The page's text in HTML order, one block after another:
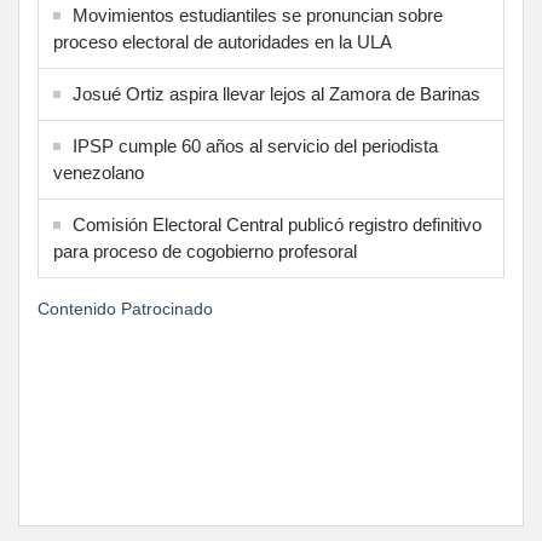
Movimientos estudiantiles se pronuncian sobre
proceso electoral de autoridades en la ULA
Josué Ortiz aspira llevar lejos al Zamora de Barinas
IPSP cumple 60 años al servicio del periodista
venezolano
Comisión Electoral Central publicó registro definitivo
para proceso de cogobierno profesoral
Contenido Patrocinado